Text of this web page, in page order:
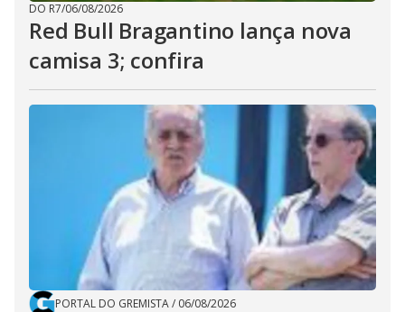
DO R7/06/08/2026
Red Bull Bragantino lança nova
camisa 3; confira
PORTAL DO GREMISTA/ 06/08/2026